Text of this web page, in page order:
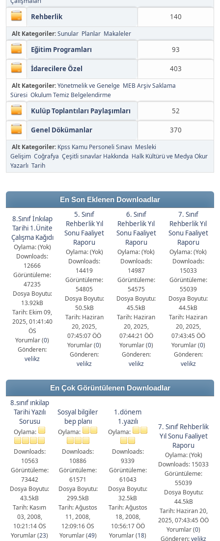
Rehberlik 140
Alt Kategoriler:Sunular Planlar Makaleler
Eğitim Programları 93
İdarecilere Özel 403
Alt Kategoriler:Yönetmelik ve Genelge MEB Arşiv Saklama
Süresi Okulum Temiz Belgelendirme
Kulüp Toplantıları Paylaşımları 52
Genel Dökümanlar 370
Alt Kategoriler: Kpss Kamu Personeli Sınavı Mesleki
Gelişim Coğrafya Çeşitli sınavlar Hakkında Halk Kültürü ve Medya Okur
Yazarlı Tarih
En Son Eklenen Downloadlar
8.Sınıf İnkılap
Tarihi 1.Ünite
Çalışma Kağıdı
Oylama: (Yok)
Downloads:
12666
Görüntüleme:
47235
Dosya Boyutu:
13.92kB
Tarih: Ekim 09,
2025, 01:41:40
ÖS
Yorumlar (0)
Gönderen:
velikz
5. Sınıf
Rehberlik Yıl
Sonu Faaliyet
Raporu
Oylama: (Yok)
Downloads:
14419
Görüntüleme:
54805
Dosya Boyutu:
50.5kB
Tarih: Haziran
20, 2025,
07:45:07 ÖÖ
Yorumlar (0)
Gönderen:
velikz
6. Sınıf
Rehberlik Yıl
Sonu Faaliyet
Raporu
Oylama: (Yok)
Downloads:
14987
Görüntüleme:
54575
Dosya Boyutu:
45.5kB
Tarih: Haziran
20, 2025,
07:44:21 ÖÖ
Yorumlar (0)
Gönderen:
velikz
7. Sınıf
Rehberlik Yıl
Sonu Faaliyet
Raporu
Oylama: (Yok)
Downloads:
15033
Görüntüleme:
55039
Dosya Boyutu:
44.5kB
Tarih: Haziran
20, 2025,
07:43:45 ÖÖ
Yorumlar (0)
Gönderen:
velikz
En Çok Görüntülenen Downloadlar
8.sınıf ınkilap
Tarihi Yazılı
Sorusu
Oylama:
Downloads:
10563
Görüntüleme:
73442
Dosya Boyutu:
43.5kB
Tarih: Kasım
03, 2008,
10:21:14 ÖS
Yorumlar (23)
Sosyal bilgiler
bep planı
Oylama:
Downloads:
10886
Görüntüleme:
61571
Dosya Boyutu:
299.5kB
Tarih: Ağustos
11, 2008,
12:09:16 ÖS
Yorumlar (49)
1.dönem
1.yazılı
Oylama:
Downloads:
9339
Görüntüleme:
61043
Dosya Boyutu:
32.5kB
Tarih: Ağustos
18, 2008,
10:56:17 ÖÖ
Yorumlar (18)
7. Sınıf Rehberlik
Yıl Sonu Faaliyet
Raporu
Oylama: (Yok)
Downloads: 15033
Görüntüleme:
55039
Dosya Boyutu:
44.5kB
Tarih: Haziran 20,
2025, 07:43:45 ÖÖ
Yorumlar (0)
Gönderen:velikz